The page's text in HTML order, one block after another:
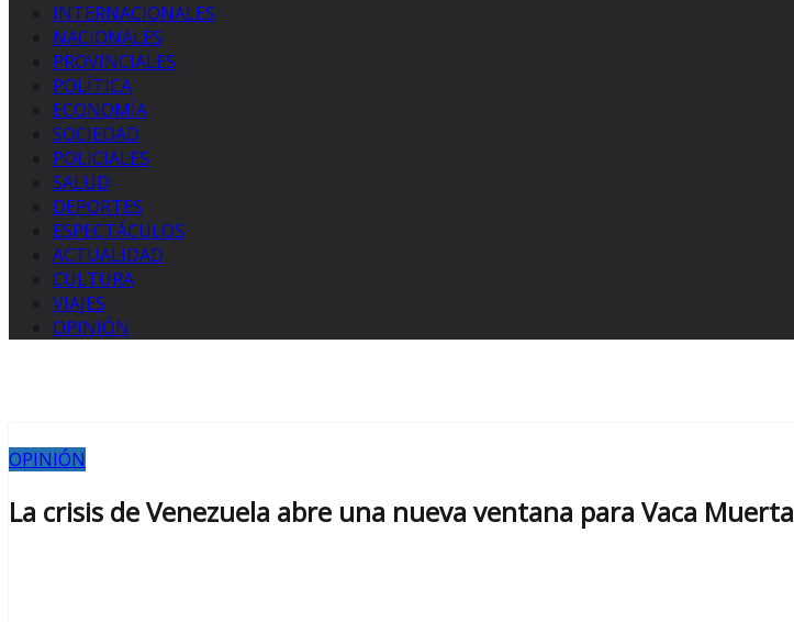
INTERNACIONALES
NACIONALES
PROVINCIALES
POLÍTICA
ECONOMÍA
SOCIEDAD
POLICIALES
SALUD
DEPORTES
ESPECTÁCULOS
ACTUALIDAD
CULTURA
VIAJES
OPINIÓN
OPINIÓN
La crisis de Venezuela abre una nueva ventana para Vaca Muerta